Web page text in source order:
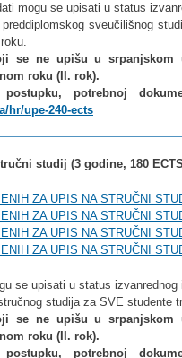
mogu se upisati u status
sveučilišnog
se ne upišu u
roku (II. rok).
potrebnoj
hr/upe-240-ects
studij (3 godine, 180
ZA UPIS NA STRUČNI
ZA UPIS NA STRUČNI
ZA UPIS NA STRUČNI
ZA UPIS NA STRUČNI
se upisati u status
studija za SVE studente
se ne upišu u srpanjskom
roku (II. rok).
potrebnoj